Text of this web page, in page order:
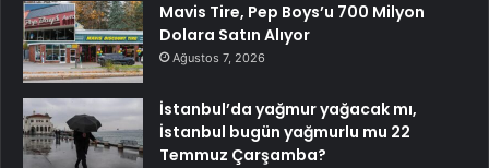
Mavis Tire, Pep Boys’u 700 Milyon
Dolara Satın Alıyor
Ağustos 7, 2026
İstanbul’da yağmur yağacak mı,
İstanbul bugün yağmurlu mu 22
Temmuz Çarşamba?